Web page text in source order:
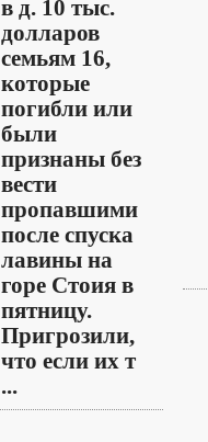
в д. 10 тыс.
долларов
семьям 16,
которые
погибли или
были
признаны без
вести
пропавшими
после спуска
лавины на
горе Стоия в
пятницу.
Пригрозили,
что если их т
...